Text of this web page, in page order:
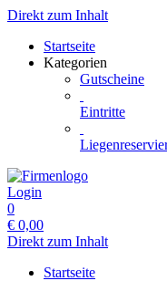
Direkt zum Inhalt
Startseite
Kategorien
Gutscheine
Eintritte
Login
0
€ 0,00
Direkt zum Inhalt
Startseite